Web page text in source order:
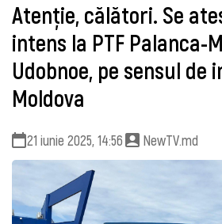
Atenţie, călători. Se
intens la PTF Palanca-
Udobnoe, pe sensul de
Moldova
21 iunie 2025, 14:56 NewTV.md